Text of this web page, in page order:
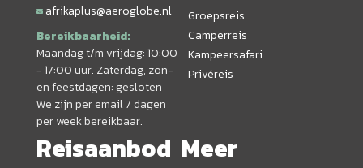
afrikaplus@aeroglobe.nl
Bereikbaarheid:
Maandag t/m vrijdag: 10:00
- 17:00 uur. Zaterdag, zon-
en feestdagen: gesloten
We zijn per email 7 dagen
per week bereikbaar.
Groepsreis
Camperreis
Kampeersafari
Privéreis
Reisaanbod Meer